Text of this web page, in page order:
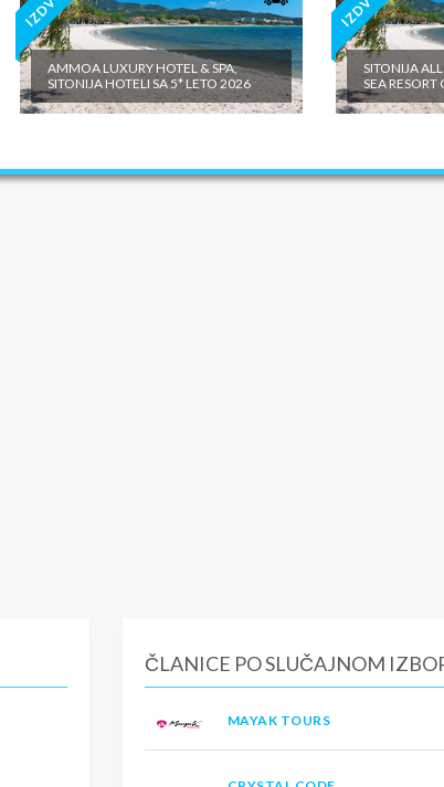
AMMOA LUXURY HOTEL & SPA,
SITONIJA HOTELI SA 5* LETO 2026
SITONIJA
SEA
ČLANICE PO SLUČAJNOM
MAYAK TOURS